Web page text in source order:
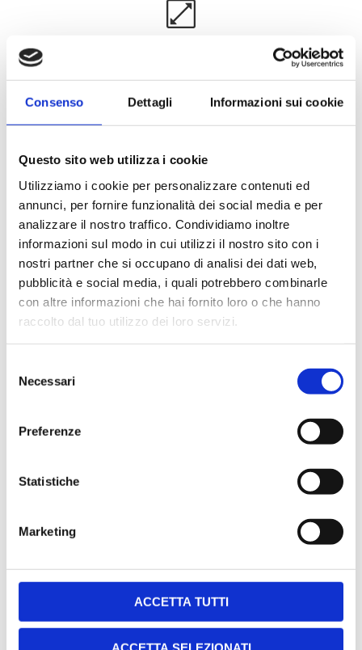
Consenso Dettagli Informazioni sui cookie
Questo sito web utilizza i cookie
Utilizziamo i cookie per personalizzare contenuti ed
annunci, per fornire funzionalità dei social media e per
analizzare il nostro traffico. Condividiamo inoltre
informazioni sul modo in cui utilizzi il nostro sito con i
nostri partner che si occupano di analisi dei dati web,
pubblicità e social media, i quali potrebbero combinarle
con altre informazioni che hai fornito loro o che hanno
raccolto dal tuo utilizzo dei loro servizi.
delNecessari
Preferenze
Statistiche
Marketing
ACCETTA TUTTI